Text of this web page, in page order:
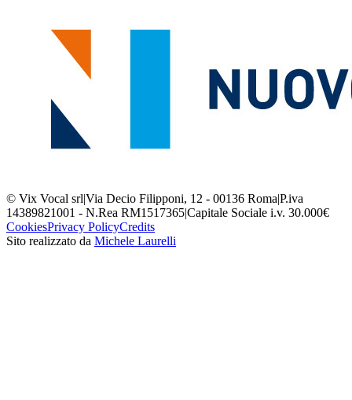
© Vix Vocal srl|Via Decio Filipponi, 12 - 00136 Roma|P.iva
14389821001 - N.Rea RM1517365|Capitale Sociale i.v. 30.000€
CookiesPrivacy PolicyCredits
Sito realizzato da Michele Laurelli